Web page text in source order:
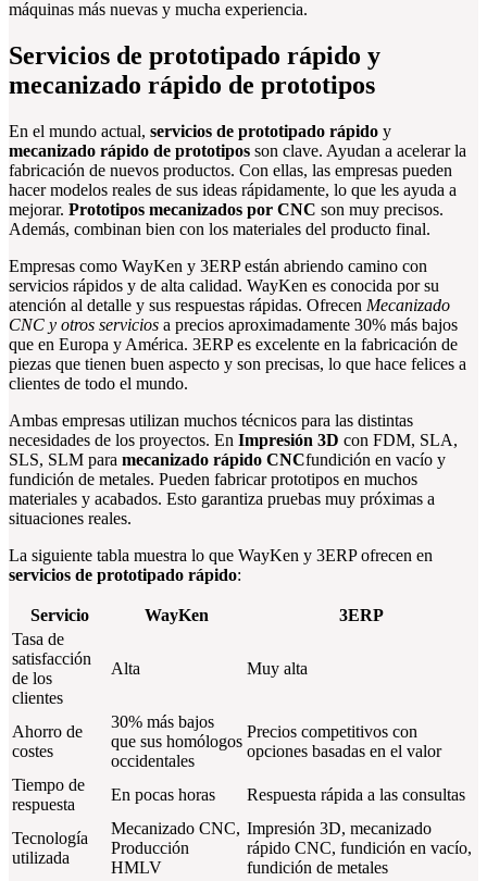
máquinas más nuevas y mucha experiencia.
Servicios de prototipado rápido y
mecanizado rápido de prototipos
En el mundo actual, servicios de prototipado rápido y
mecanizado rápido de prototipos son clave. Ayudan a acelerar la
fabricación de nuevos productos. Con ellas, las empresas pueden
hacer modelos reales de sus ideas rápidamente, lo que les ayuda a
mejorar. Prototipos mecanizados por CNC son muy precisos.
Además, combinan bien con los materiales del producto final.
Empresas como WayKen y 3ERP están abriendo camino con
servicios rápidos y de alta calidad. WayKen es conocida por su
atención al detalle y sus respuestas rápidas. Ofrecen Mecanizado
CNC y otros servicios a precios aproximadamente 30% más bajos
que en Europa y América. 3ERP es excelente en la fabricación de
piezas que tienen buen aspecto y son precisas, lo que hace felices a
clientes de todo el mundo.
Ambas empresas utilizan muchos técnicos para las distintas
necesidades de los proyectos. En Impresión 3D con FDM, SLA,
SLS, SLM para mecanizado rápido CNCfundición en vacío y
fundición de metales. Pueden fabricar prototipos en muchos
materiales y acabados. Esto garantiza pruebas muy próximas a
situaciones reales.
La siguiente tabla muestra lo que WayKen y 3ERP ofrecen en
servicios de prototipado rápido:
Servicio WayKen
3ERP
Tasa de
satisfacción
de los
clientes
Alta Muy alta
Ahorro de
costes
30% más bajos
que sus homólogos
occidentales
Precios competitivos con
opciones basadas en el valor
Tiempo de
respuesta
En pocas horas Respuesta rápida a las consultas
Tecnología
utilizada
Mecanizado CNC,
Producción
HMLV
Impresión 3D, mecanizado
rápido CNC, fundición en vacío,
fundición de metales